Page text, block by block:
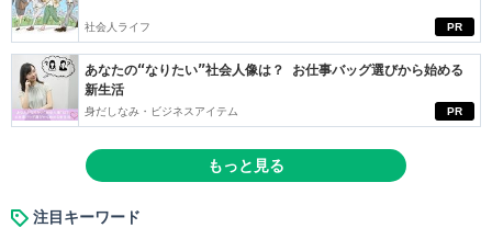
PR
社会人ライフ
PR
あなたの“なりたい”社会人像は？ お仕事バッグ選びから始める
新生活
身だしなみ・ビジネスアイテム
もっと見る
注目キーワード